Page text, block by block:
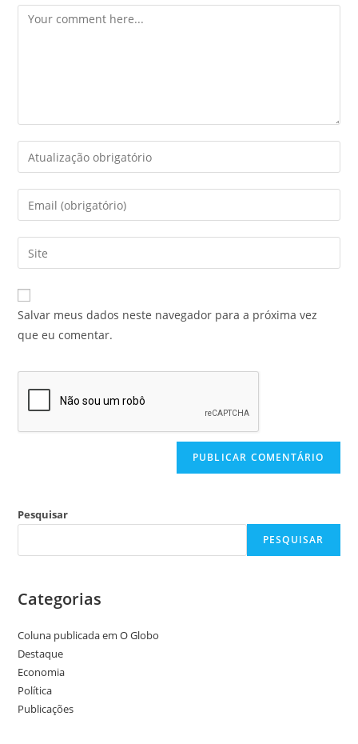
Salvar meus dados neste navegador para a próxima vez
que eu comentar.
Pesquisar
PESQUISAR
Categorias
Coluna publicada em O Globo
Destaque
Economia
Política
Publicações